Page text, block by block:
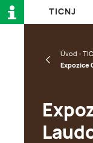
TI CN J
Úvod -
Expozice